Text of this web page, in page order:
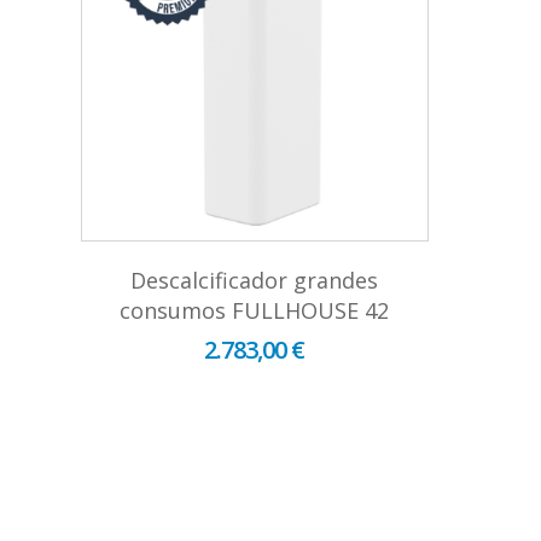
Descalcificador grandes
consumos FULLHOUSE 42
2.783,00 €